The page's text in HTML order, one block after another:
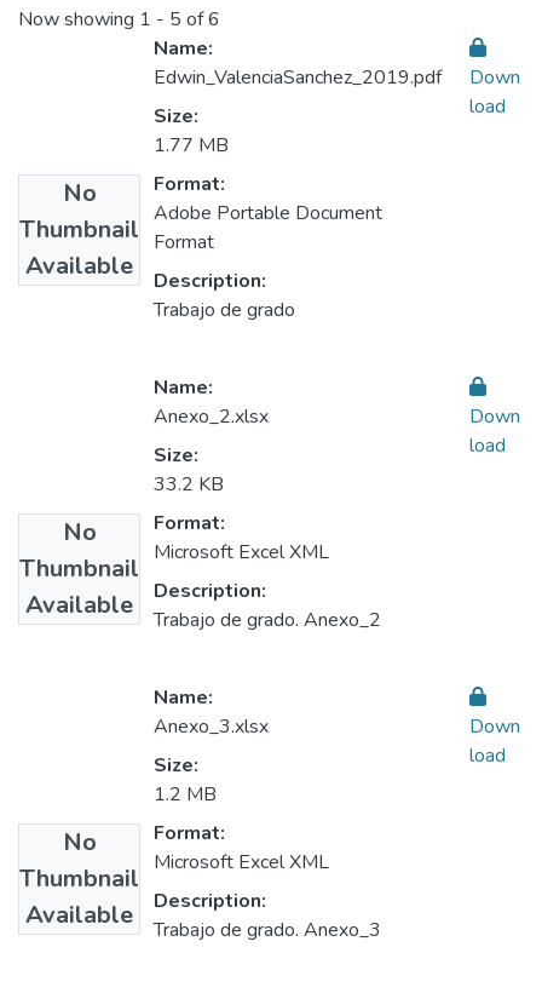
Now showing 1 - 5 of 6
No
Thumbnail
Available
Name:
Edwin_ValenciaSanchez_2019.pdf
Size:
1.77 MB
Format:
Adobe Portable Document
Format
Description:
Trabajo de grado
Down
load
No
Thumbnail
Available
Name:
Anexo_2.xlsx
Size:
33.2 KB
Format:
Microsoft Excel XML
Description:
Trabajo de grado. Anexo_2
Down
load
No
Thumbnail
Available
Name:
Anexo_3.xlsx
Size:
1.2 MB
Format:
Microsoft Excel XML
Description:
Trabajo de grado. Anexo_3
Down
load